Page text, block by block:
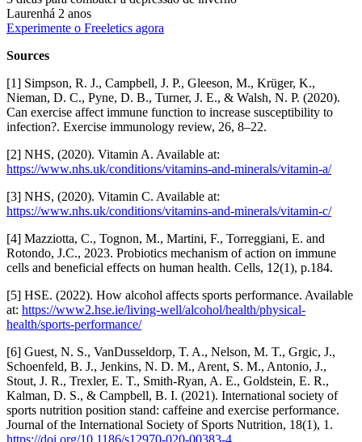
Laurenhá 2 anos
Experimente o Freeletics agora
Sources
[1] Simpson, R. J., Campbell, J. P., Gleeson, M., Krüger, K.,
Nieman, D. C., Pyne, D. B., Turner, J. E., & Walsh, N. P. (2020).
Can exercise affect immune function to increase susceptibility to
infection?. Exercise immunology review, 26, 8–22.
[2] NHS, (2020). Vitamin A. Available at:
https://www.nhs.uk/conditions/vitamins-and-minerals/vitamin-a/
[3] NHS, (2020). Vitamin C. Available at:
https://www.nhs.uk/conditions/vitamins-and-minerals/vitamin-c/
[4] Mazziotta, C., Tognon, M., Martini, F., Torreggiani, E. and
Rotondo, J.C., 2023. Probiotics mechanism of action on immune
cells and beneficial effects on human health. Cells, 12(1), p.184.
[5] HSE. (2022). How alcohol affects sports performance. Available
at: https://www2.hse.ie/living-well/alcohol/health/physical-
health/sports-performance/
[6] Guest, N. S., VanDusseldorp, T. A., Nelson, M. T., Grgic, J.,
Schoenfeld, B. J., Jenkins, N. D. M., Arent, S. M., Antonio, J.,
Stout, J. R., Trexler, E. T., Smith-Ryan, A. E., Goldstein, E. R.,
Kalman, D. S., & Campbell, B. I. (2021). International society of
sports nutrition position stand: caffeine and exercise performance.
Journal of the International Society of Sports Nutrition, 18(1), 1.